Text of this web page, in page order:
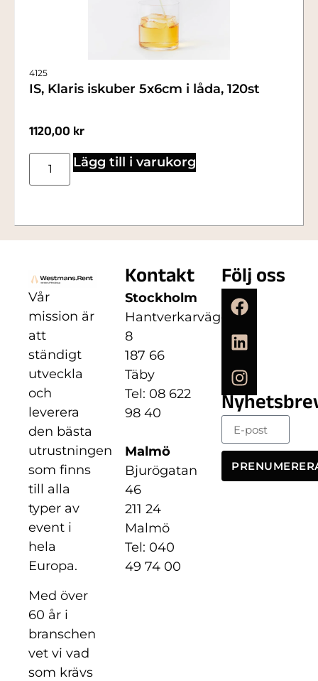
4125
IS, Klaris iskuber 5x6cm i låda, 120st
1120,00 kr
Lägg till i varukorg
Vår
mission är
att
ständigt
utveckla
och
leverera
den bästa
utrustningen
som finns
till alla
typer av
event i
hela
Europa.
Med över
60 år i
branschen
vet vi vad
som krävs
Kontakt
Stockholm
Hantverkarvägen
8
187 66
Täby
Tel: 08 622
98 40
Malmö
Bjurögatan
46
211 24
Malmö
Tel: 040
49 74 00
Följ oss